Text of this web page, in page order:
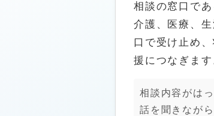
難病・がん・医療依存度の高い方の支
障害者手帳の種類と申請方法
介護離職を防ぐための仕事と介護の両
成年後見制度・任意後見・日常生活自
相談の窓口であ
介護、医療、
口で受け止め
援につなぎます
相談内容がは
話を聞きなが